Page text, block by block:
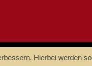
Hierbei werden